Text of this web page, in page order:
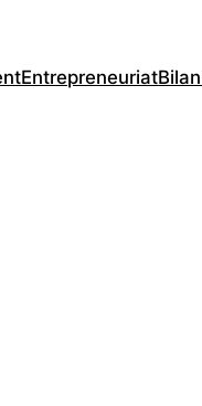
Entrepreneuriat